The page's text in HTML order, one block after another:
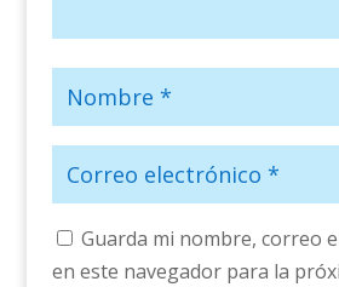
Guarda mi nombre, correo
en este navegador para la